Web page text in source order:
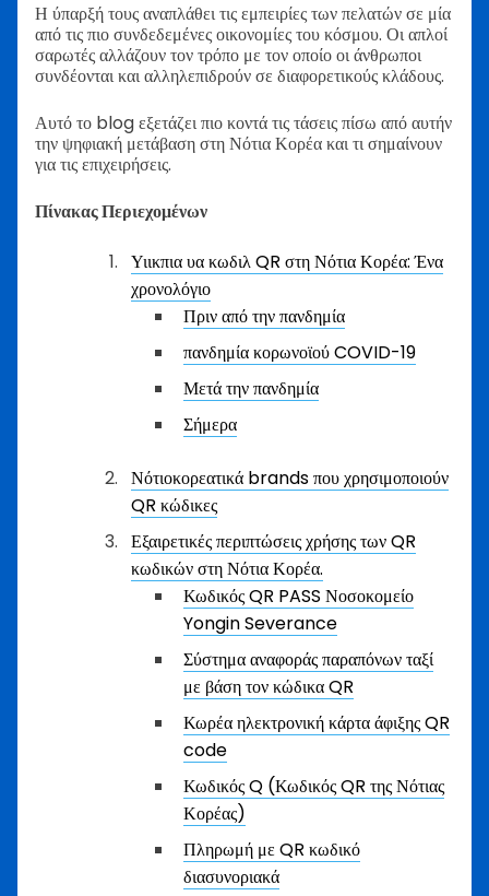
Η ύπαρξή τους αναπλάθει τις εμπειρίες των πελατών σε μία
από τις πιο συνδεδεμένες οικονομίες του κόσμου. Οι απλοί
σαρωτές αλλάζουν τον τρόπο με τον οποίο οι άνθρωποι
συνδέονται και αλληλεπιδρούν σε διαφορετικούς κλάδους.
Αυτό το blog εξετάζει πιο κοντά τις τάσεις πίσω από αυτήν
την ψηφιακή μετάβαση στη Νότια Κορέα και τι σημαίνουν
για τις επιχειρήσεις.
Πίνακας Περιεχομένων
Υιικπια υα κωδιλ QR στη Νότια Κορέα: Ένα
χρονολόγιο
Πριν από την πανδημία
πανδημία κορωνοϊού COVID-19
Μετά την πανδημία
Σήμερα
Νότιοκορεατικά brands που χρησιμοποιούν
QR κώδικες
Εξαιρετικές περιπτώσεις χρήσης των QR
κωδικών στη Νότια Κορέα.
Κωδικός QR PASS Νοσοκομείο
Yongin Severance
Σύστημα αναφοράς παραπόνων ταξί
με βάση τον κώδικα QR
Κωρέα ηλεκτρονική κάρτα άφιξης QR
code
Κωδικός Q (Κωδικός QR της Νότιας
Κορέας)
Πληρωμή με QR κωδικό
διασυνοριακά